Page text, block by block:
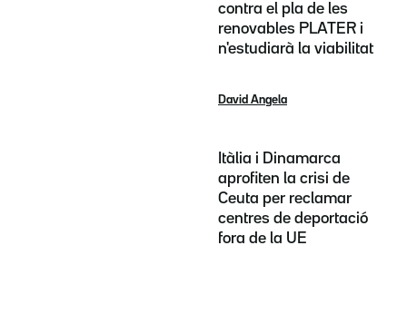
contra el pla de les
renovables PLATER i
n'estudiarà la viabilitat
David Angela
Itàlia i Dinamarca
aprofiten la crisi de
Ceuta per reclamar
centres de deportació
fora de la UE